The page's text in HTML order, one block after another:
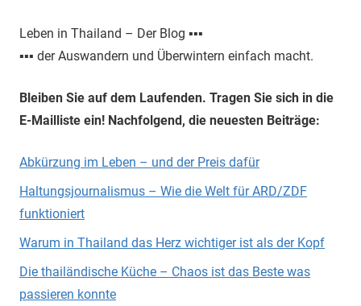
Leben in Thailand – Der Blog ▪▪▪
▪▪▪ der Auswandern und Überwintern einfach macht.
Bleiben Sie auf dem Laufenden. Tragen Sie sich in die
E-Mailliste ein! Nachfolgend, die neuesten Beiträge:
Abkürzung im Leben – und der Preis dafür
Haltungsjournalismus – Wie die Welt für ARD/ZDF
funktioniert
Warum in Thailand das Herz wichtiger ist als der Kopf
Die thailändische Küche – Chaos ist das Beste was
passieren konnte